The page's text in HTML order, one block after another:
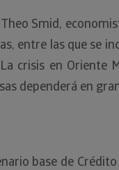
Smid,
entre las que se
crisis en Oriente
dependerá en
base de